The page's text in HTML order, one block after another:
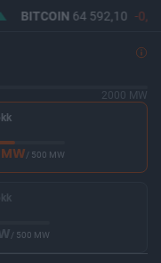
BITCOIN64 592,10 -
2000 MW
/ 500 MW
/ 500 MW